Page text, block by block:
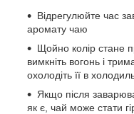
Відрегулюйте час
аромату чаю
Щойно колір стане
вимкніть вогонь і
охолодіть її в
Якщо після
як є, чай може стати